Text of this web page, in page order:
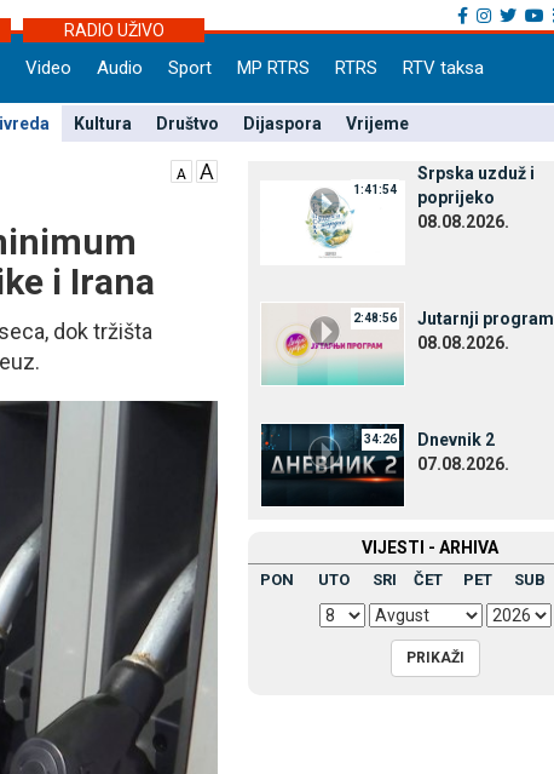
RADIO UŽIVO
Video Audio Sport MP RTRS RTRS RTV taksa
Kultura Društvo Dijaspora Vrijeme
i Irana
dok tržišta
1:41:54
Srpska uzduž i
poprijeko
08.08.2026.
2:48:56
Јutarnji program
08.08.2026.
34:26
Dnevnik 2
07.08.2026.
VIЈESTI - ARHIVA
PON UTO SRI ČET PET SUB